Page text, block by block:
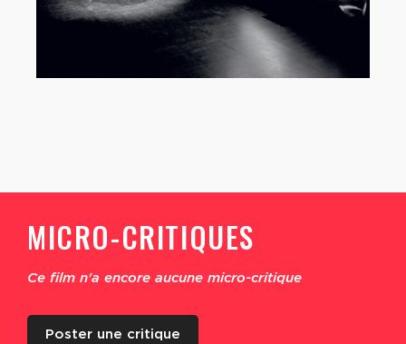
MICRO-CRITIQUES
Ce film n'a encore aucune micro-critique
Poster une critique